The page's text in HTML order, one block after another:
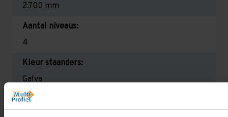
2.700 mm
Aantal niveaus:
4
Kleur staanders:
Galva
Draagkracht per liggerniveau: